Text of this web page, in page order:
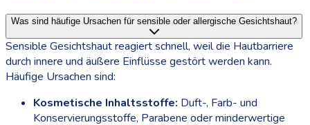
Was sind häufige Ursachen für sensible oder allergische Gesichtshaut?
Sensible Gesichtshaut reagiert schnell, weil die Hautbarriere
durch innere und äußere Einflüsse gestört werden kann.
Häufige Ursachen sind:
Kosmetische Inhaltsstoffe: Duft-, Farb- und
Konservierungsstoffe, Parabene oder minderwertige